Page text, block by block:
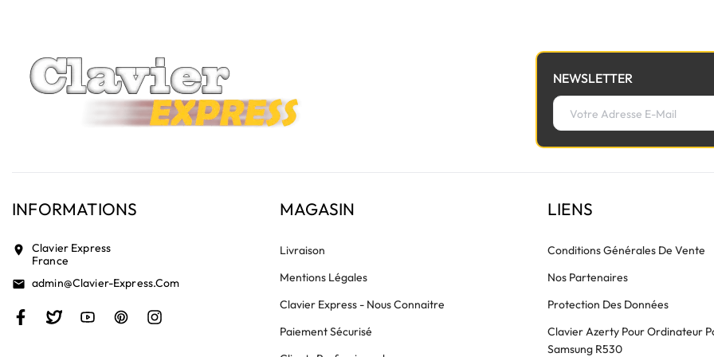
NEWSLETTER
INFORMATIONS
location_on
Clavier Express
France
email Admin@clavier-Express.com
MAGASIN
Livraison
Mentions Légales
Clavier Express - Nous Connaitre
Paiement Sécurisé
LIENS
Conditions Générales De Vente
Nos Partenaires
Protection Des Données
Clavier Azerty Pour Ordinateur
Samsung R530